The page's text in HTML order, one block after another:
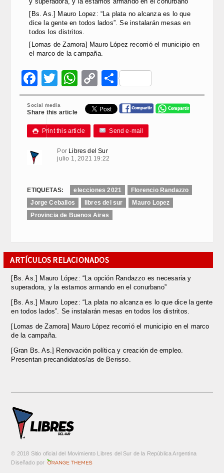
[Bs. As.] Mauro Lopez: “La plata no alcanza es lo que
dice la gente en todos lados”. Se instalarán mesas en
todos los distritos.
[Lomas de Zamora] Mauro López recorrió el municipio en
el marco de la campaña.
Facebook
Twitter
WhatsApp
Copy
Link
Compartir
Social media
Share this article
 Print this article Send e-mail
Por Libres del Sur
julio 1, 2021 19:22
ETIQUETAS: elecciones 2021
Florencio Randazzo
Jorge Ceballos
libres del sur
Mauro Lopez
Provincia de Buenos Aires
ARTÍCULOS RELACIONADOS
[Bs. As.] Mauro López: “La opción Randazzo es necesaria y
superadora, y la estamos armando en el conurbano”
[Bs. As.] Mauro Lopez: “La plata no alcanza es lo que dice la gente
en todos lados”. Se instalarán mesas en todos los distritos.
[Lomas de Zamora] Mauro López recorrió el municipio en el marco
de la campaña.
[Gran Bs. As.] Renovación política y creación de empleo.
Presentan precandidatos/as de Berisso.
© 2018 Sitio oficial del Movimiento Libres del Sur de la República Argentina
Diseñado por